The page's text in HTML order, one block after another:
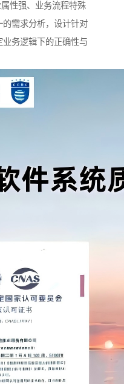
性强、业务流程特殊
需求分析，设计针对
务逻辑下的正确性与